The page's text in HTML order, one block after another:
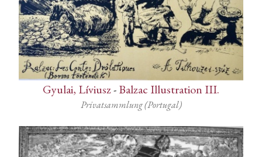
Gyulai, Líviusz-Balzac Illustration III.
Privatsammlung (Portugal)